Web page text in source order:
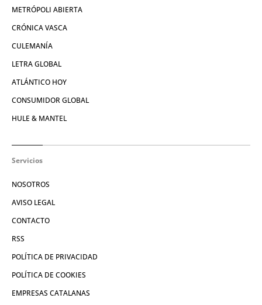
METRÓPOLI ABIERTA
CRÓNICA VASCA
CULEMANÍA
LETRA GLOBAL
ATLÁNTICO HOY
CONSUMIDOR GLOBAL
HULE & MANTEL
Servicios
NOSOTROS
AVISO LEGAL
CONTACTO
RSS
POLÍTICA DE PRIVACIDAD
POLÍTICA DE COOKIES
EMPRESAS CATALANAS